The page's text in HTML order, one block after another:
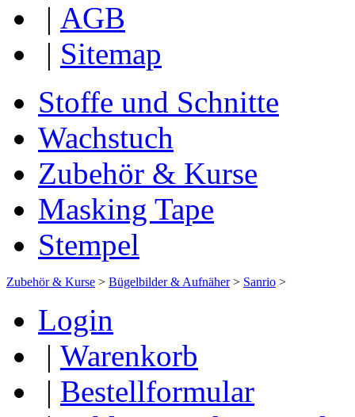
| AGB
| Sitemap
Stoffe und Schnitte
Wachstuch
Zubehör & Kurse
Masking Tape
Stempel
Zubehör & Kurse > Bügelbilder & Aufnäher> Sanrio >
Login
| Warenkorb
| Bestellformular